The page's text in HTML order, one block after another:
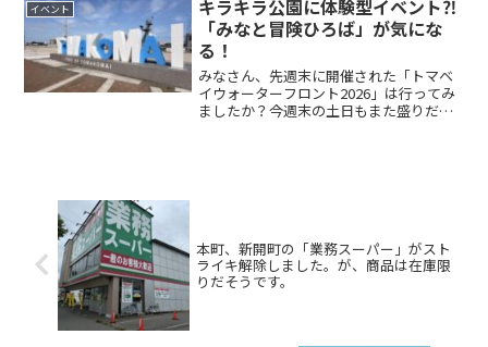
イベント
キラキラ公園に体験型イベント⁈
「みなと冒険ひろば」が気にな
る！
みなさん、先週末に開催された「トマベ
イウォーターフロント2026」は行ってみ
ましたか？今週末の土日もまた盛りだく
本町、新開町の「業務スーパー」がスト
ライキ解除しました。が、商品は在庫限
りだそうです。